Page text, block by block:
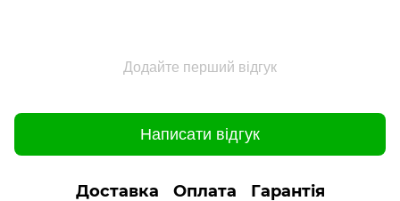
Додайте перший відгук
Написати відгук
Доставка Оплата Гарантія